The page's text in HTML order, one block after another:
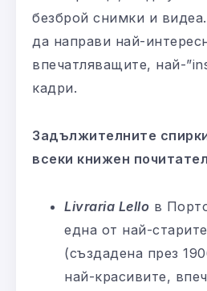
безброй снимки и
да направи най-
впечатляващите, най-
кадри.
Задължителните
всеки книжен
Livraria Lello в
една от най-
(създадена през
най-красивите,